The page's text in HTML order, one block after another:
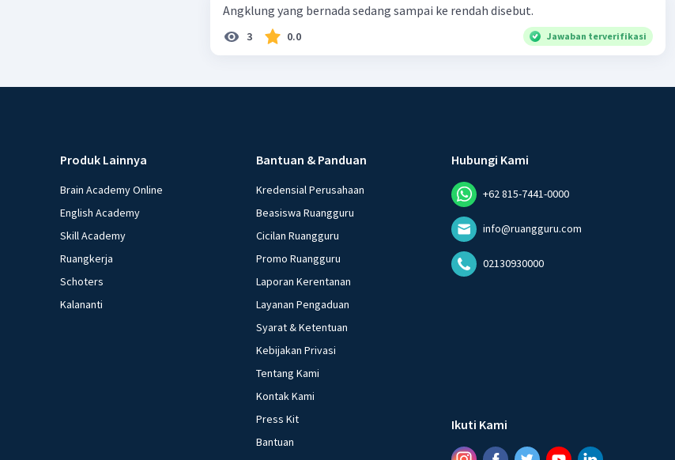
Angklung yang bernada sedang sampai ke rendah disebut.
3 0.0 Jawaban terverifikasi
Produk Lainnya
Brain Academy Online
English Academy
Skill Academy
Ruangkerja
Schoters
Kalananti
Bantuan & Panduan
Kredensial Perusahaan
Beasiswa Ruangguru
Cicilan Ruangguru
Promo Ruangguru
Laporan Kerentanan
Layanan Pengaduan
Syarat & Ketentuan
Kebijakan Privasi
Tentang Kami
Kontak Kami
Press Kit
Bantuan
Hubungi Kami
+62 815-7441-0000
info@ruangguru.com
02130930000
Ikuti Kami